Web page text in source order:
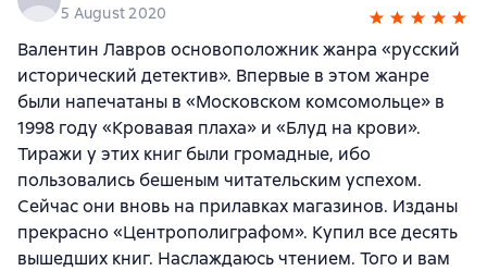
5 August 2020
Валентин Лавров основоположник жанра «русский
исторический детектив». Впервые в этом жанре
были напечатаны в «Московском комсомольце» в
1998 году «Кровавая плаха» и «Блуд на крови».
Тиражи у этих книг были громадные, ибо
пользовались бешеным читательским успехом.
Сейчас они вновь на прилавках магазинов. Изданы
прекрасно «Центрополиграфом». Купил все десять
вышедших книг. Наслаждаюсь чтением. Того и вам